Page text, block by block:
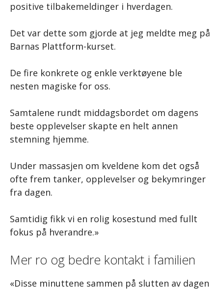
positive tilbakemeldinger i hverdagen.
Det var dette som gjorde at jeg meldte meg på
Barnas Plattform-kurset.
De fire konkrete og enkle verktøyene ble
nesten magiske for oss.
Samtalene rundt middagsbordet om dagens
beste opplevelser skapte en helt annen
stemning hjemme.
Under massasjen om kveldene kom det også
ofte frem tanker, opplevelser og bekymringer
fra dagen.
Samtidig fikk vi en rolig kosestund med fullt
fokus på hverandre.»
Mer ro og bedre kontakt i familien
«Disse minuttene sammen på slutten av dagen